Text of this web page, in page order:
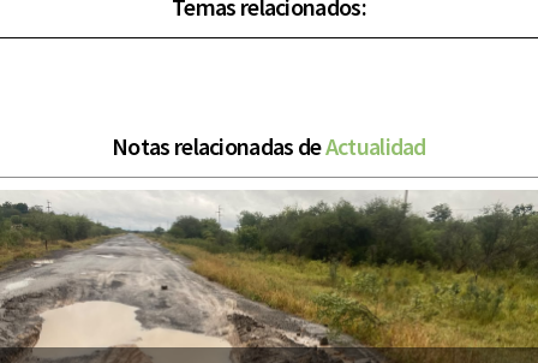
Temas relacionados:
Notas relacionadas deActualidad